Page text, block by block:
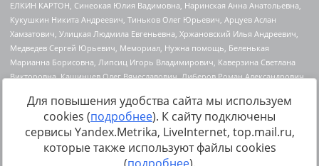
Источник:https://minjust.gov.ru/uploaded/files/reestr-
inostrannyih-agentov-22-03-2024.pdfданные на22.03.2024
Для повышения удобства сайта мы используем
cookies (подробнее). К сайту подключены
сервисы Yandex.Metrika, LiveInternet, top.mail.ru,
которые также используют файлы cookies